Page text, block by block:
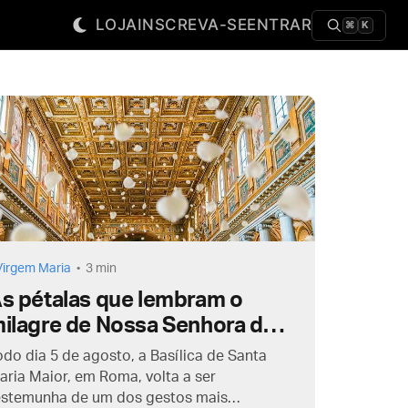
LOJAINSCREVA-SEENTRAR ⌘ K
Maria 3 min
pétalas que lembram o
de Nossa Senhora das
dia 5 de agosto, a Basílica de Santa
Maior, em Roma, volta a ser
de um dos gestos mais